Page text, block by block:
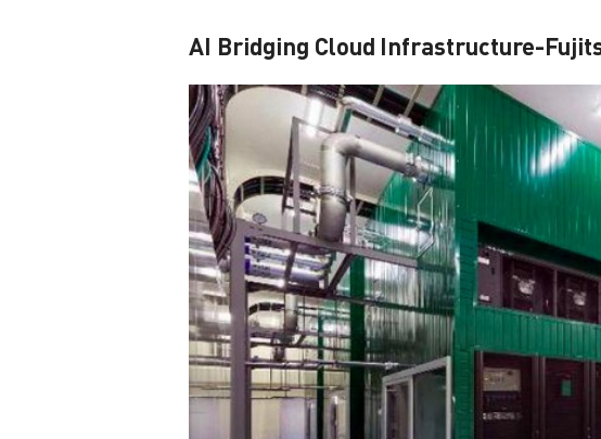
AI Bridging Cloud Infrastructure-